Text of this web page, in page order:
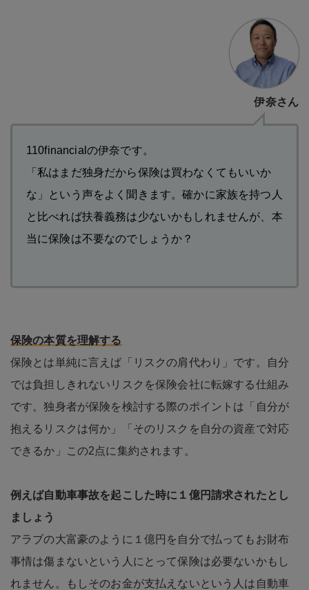
伊奈さん
110financialの伊奈です。
「私はまだ独身だから保険は買わなくてもいいか
な」という声をよく聞きます。確かに家族を持つ人
と比べれば扶養義務は少ないかもしれませんが、本
当に保険は不要なのでしょうか？
保険の本質を理解する
保険とは単純に言えば「リスクの肩代わり」です。自分
では負担しきれないリスクを保険会社に転嫁する仕組み
です。独身者が保険を検討する際のポイントは「自分が
抱えるリスクは何か」「そのリスクを自分の資産で対応
できるか」この2点に集約されます。
例えば自動車事故を起こした時に１億円請求されたとし
ましょう
アラブの大富豪のように１億円を自分で払ってもお財布
事情は傷まないという人にとって保険は必要ないかもし
れません。もしそのお金が支払えないという人は自動車